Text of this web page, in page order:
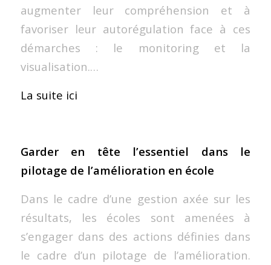
augmenter leur compréhension et à
favoriser leur autorégulation face à ces
démarches : le monitoring et la
visualisation.…
La suite ici
Garder en tête l’essentiel dans le
pilotage de l’amélioration en école
Dans le cadre d’une gestion axée sur les
résultats, les écoles sont amenées à
s’engager dans des actions définies dans
le cadre d’un pilotage de l’amélioration.